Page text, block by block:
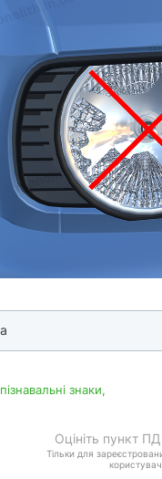
знаки,
Оцініть пункт
Тільки для